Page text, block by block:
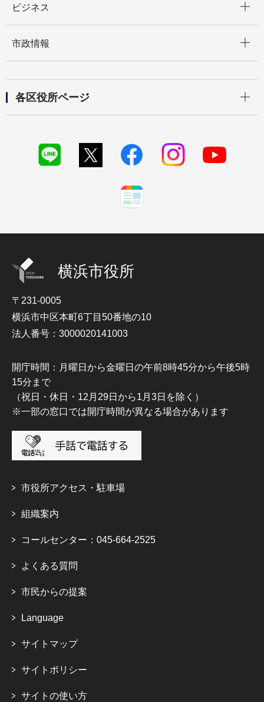
ビジネス
市政情報
各区役所ページ
横浜市役所
〒231-0005
横浜市中区本町6丁目50番地の10
法人番号：3000020141003
開庁時間：月曜日から金曜日の午前8時45分から午後5時
15分まで
（祝日・休日・12月29日から1月3日を除く）
※一部の窓口では開庁時間が異なる場合があります
市役所アクセス・駐車場
組織案内
コールセンター：045-664-2525
よくある質問
市民からの提案
Language
サイトマップ
サイトポリシー
サイトの使い方